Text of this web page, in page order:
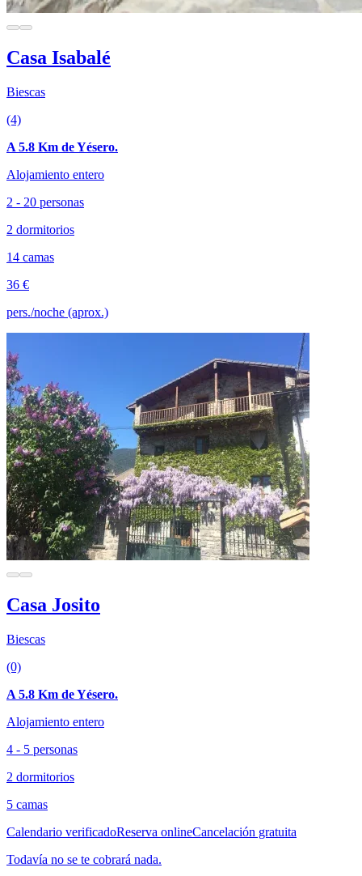
Casa Isabalé
Biescas
(4)
A 5.8 Km de Yésero.
Alojamiento entero
2 - 20 personas
2 dormitorios
14 camas
36 €
pers./noche (aprox.)
Casa Josito
Biescas
(0)
A 5.8 Km de Yésero.
Alojamiento entero
4 - 5 personas
2 dormitorios
5 camas
Calendario verificadoReserva onlineCancelación gratuita
Todavía no se te cobrará nada.